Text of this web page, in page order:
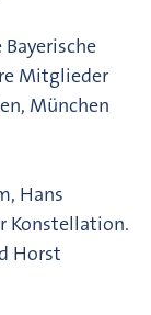
Mitglieder
München
Hans
Konstellation.
Horst